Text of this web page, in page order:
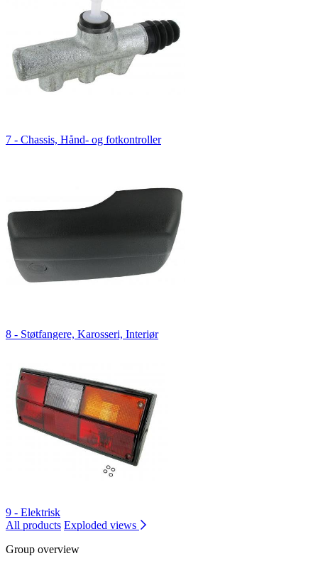
7 - Chassis, Hånd- og fotkontroller
8 - Støtfangere, Karosseri, Interiør
9 - Elektrisk
All products Exploded views
Group overview